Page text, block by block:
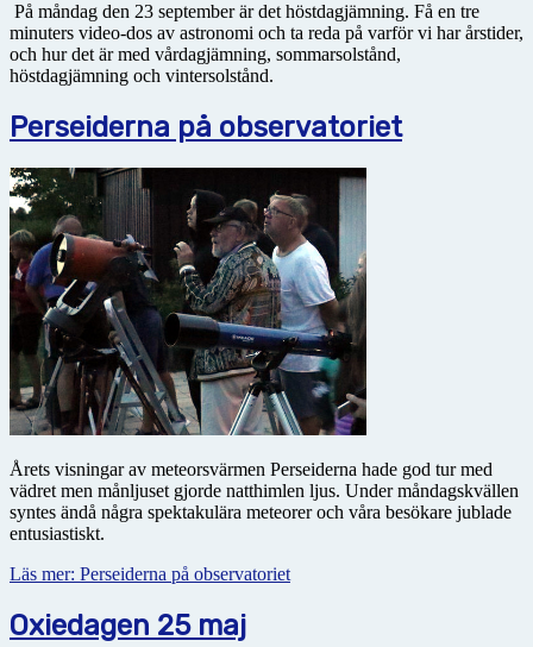
På måndag den 23 september är det höstdagjämning. Få en tre
minuters video-dos av astronomi och ta reda på varför vi har årstider,
och hur det är med vårdagjämning, sommarsolstånd,
höstdagjämning och vintersolstånd.
Perseiderna på observatoriet
Årets visningar av meteorsvärmen Perseiderna hade god tur med
vädret men månljuset gjorde natthimlen ljus. Under måndagskvällen
syntes ändå några spektakulära meteorer och våra besökare jublade
entusiastiskt.
Läs mer: Perseiderna på observatoriet
Oxiedagen 25 maj